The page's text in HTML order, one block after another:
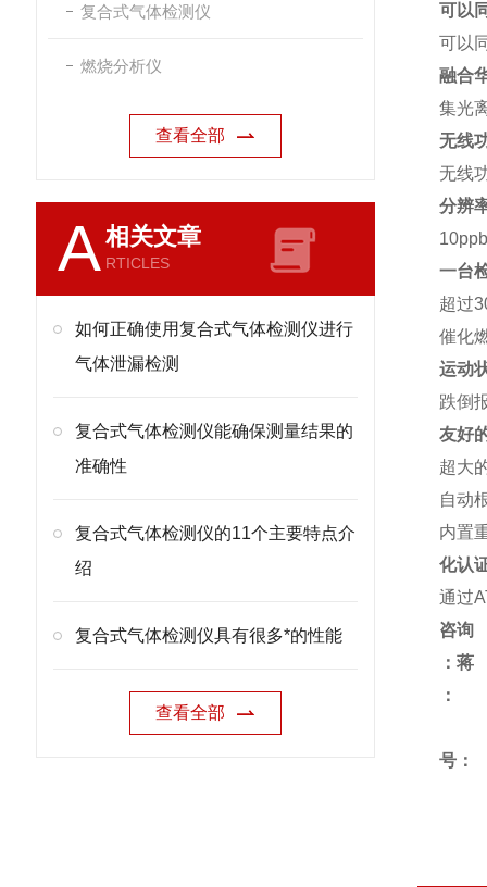
复合式气体检测仪
燃烧分析仪
查看全部
A相关文章
RTICLES
如何正确使用复合式气体检测仪进行
气体泄漏检测
复合式气体检测仪能确保测量结果的
准确性
复合式气体检测仪的11个主要特点介
绍
复合式气体检测仪具有很多*的性能
查看全部
可以
可以
融合
集光
无线
无线
分辨
一台
超过
催化
运动
跌倒
友好
超大
自动
内置
化认
通过
咨询
：蒋
号：